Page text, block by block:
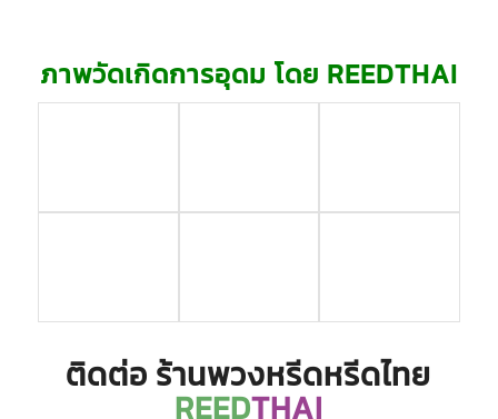
ภาพวัดเกิดการอุดม โดย REEDTHAI
ติดต่อ ร้านพวงหรีดหรีดไทย
REEDTHAI